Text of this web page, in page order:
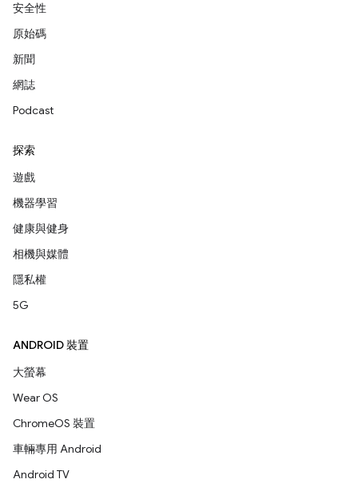
安全性
原始碼
新聞
網誌
Podcast
探索
遊戲
機器學習
健康與健身
相機與媒體
隱私權
5G
ANDROID 裝置
大螢幕
Wear OS
ChromeOS 裝置
車輛專用 Android
Android TV